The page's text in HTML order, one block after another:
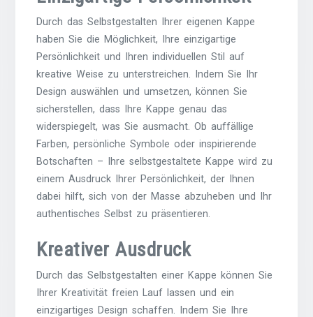
Durch das Selbstgestalten Ihrer eigenen Kappe
haben Sie die Möglichkeit, Ihre einzigartige
Persönlichkeit und Ihren individuellen Stil auf
kreative Weise zu unterstreichen. Indem Sie Ihr
Design auswählen und umsetzen, können Sie
sicherstellen, dass Ihre Kappe genau das
widerspiegelt, was Sie ausmacht. Ob auffällige
Farben, persönliche Symbole oder inspirierende
Botschaften – Ihre selbstgestaltete Kappe wird zu
einem Ausdruck Ihrer Persönlichkeit, der Ihnen
dabei hilft, sich von der Masse abzuheben und Ihr
authentisches Selbst zu präsentieren.
Kreativer Ausdruck
Durch das Selbstgestalten einer Kappe können Sie
Ihrer Kreativität freien Lauf lassen und ein
einzigartiges Design schaffen. Indem Sie Ihre